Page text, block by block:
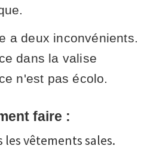
a deux inconvénients.
dans la valise
n'est pas écolo.
faire :
les vêtements sales.